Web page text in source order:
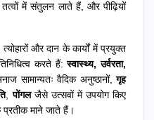
में संतुलन लाते हैं, और पीढ़ियों
और दान के कार्यों में प्रयुक्त
करते हैं:स्वास्थ्य, उर्वरता,
सामान्यतः वैदिक अनुष्ठानों,गृह
,पोंगलजैसे उत्सवों में उपयोग किए
माने जाते हैं।